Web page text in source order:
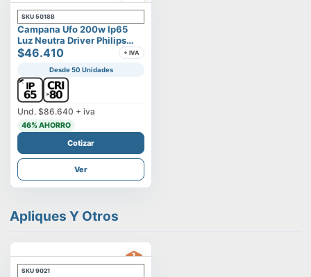
SKU 5018B
Campana Ufo 200w Ip65
Luz Neutra Driver Philips
Modelo Eltanin
$46.410 + IVA
Desde 50 Unidades
Und. $86.640 + iva
46% AHORRO
Cotizar
Ver
Apliques Y Otros
SKU 9021